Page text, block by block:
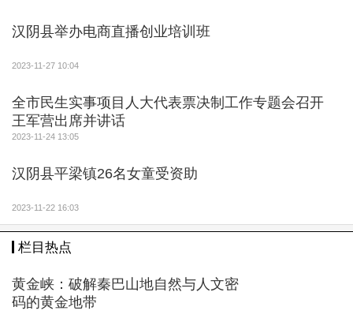
汉阴县举办电商直播创业培训班
2023-11-27 10:04
全市民生实事项目人大代表票决制工作专题会召开
王军营出席并讲话
2023-11-24 13:05
汉阴县平梁镇26名女童受资助
2023-11-22 16:03
栏目热点
黄金峡：破解秦巴山地自然与人文密
码的黄金地带